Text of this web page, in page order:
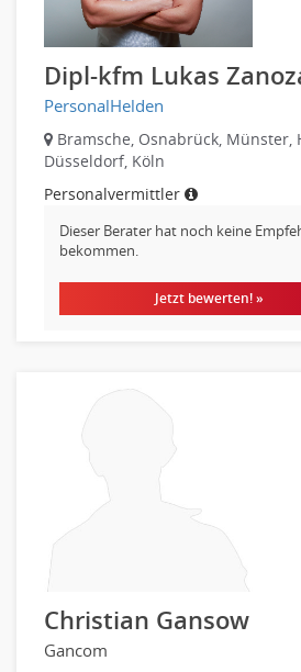
Dipl-kfm Lukas
PersonalHelden
Bramsche, Osnabrück, Münster,
Düsseldorf, Köln
Personalvermittler
Dieser Berater hat noch keine
bekommen.
Jetzt bewerten! »
Christian Gansow
Gancom